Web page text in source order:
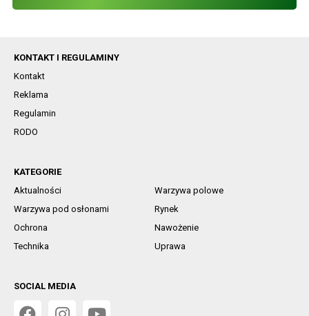
KONTAKT I REGULAMINY
Kontakt
Reklama
Regulamin
RODO
KATEGORIE
Aktualności
Warzywa polowe
Warzywa pod osłonami
Rynek
Ochrona
Nawożenie
Technika
Uprawa
SOCIAL MEDIA